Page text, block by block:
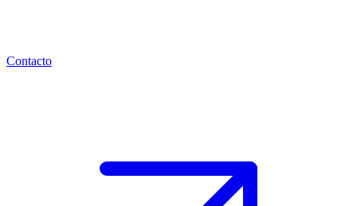
Contacto